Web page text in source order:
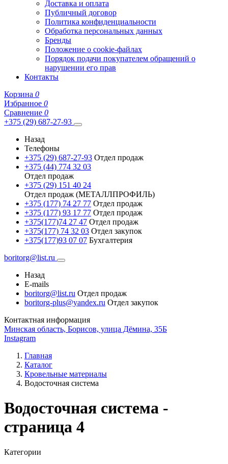
Доставка и оплата
Публичный договор
Политика конфиденциальности
Обработка персональных данных
Бренды
Положение о cookie-файлах
Порядок подачи покупателем обращений о
нарушении его прав
Контакты
Корзина 0
Избранное 0
Сравнение 0
+375 (29) 687-27-93
Назад
Телефоны
+375 (29) 687-27-93 Отдел продаж
+375 (44) 774 32 03
Отдел продаж
+375 (29) 151 40 24
Отдел продаж (МЕТАЛЛПРОФИЛЬ)
+375 (177) 74 27 77 Отдел продаж
+375 (177) 93 17 77 Отдел продаж
+375(177)74 27 47 Отдел продаж
+375(177) 74 32 03 Отдел закупок
+375(177)93 07 07 Бухгалтерия
boritorg@list.ru
Назад
E-mails
boritorg@list.ru Отдел продаж
boritorg-plus@yandex.ru Отдел закупок
Контактная информация
Минская область, Борисов, улица Дёмина, 35Б
Instagram
Главная
Каталог
Кровельные материалы
Водосточная система
Водосточная система -
страница 4
Категории